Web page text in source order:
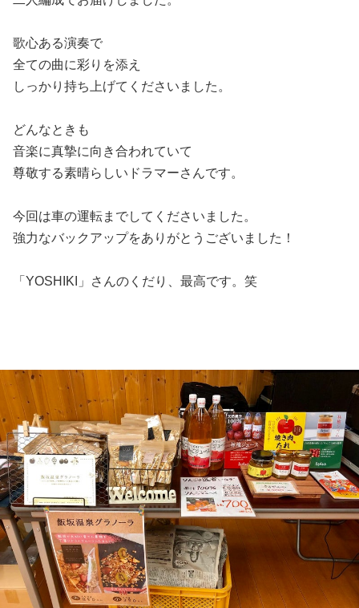
歌心ある演奏で
全ての曲に彩りを添え
しっかり持ち上げてくださいました。
どんなときも
音楽に真摯に向き合われていて
尊敬する素晴らしいドラマーさんです。
今回は車の運転までしてくださいました。
強力なバックアップをありがとうございました！
「YOSHIKI」さんのくだり、最高です。笑